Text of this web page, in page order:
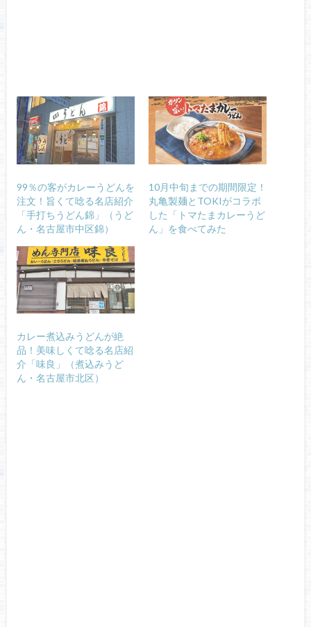
99％の客がカレーうどんを
注文！旨くて唸る名店紹介
「手打ちうどん錦」（うど
ん・名古屋市中区錦）
10月中旬までの期間限定！
丸亀製麺とTOKIがコラボ
した「トマたまカレーうど
ん」を食べてみた
カレー煮込みうどんが絶
品！美味しくて唸る名店紹
介「味良」（煮込みうど
ん・名古屋市北区）